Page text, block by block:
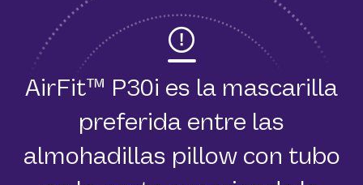
AirFit™ P30i es la mascarilla
preferida entre las
almohadillas pillow con tubo